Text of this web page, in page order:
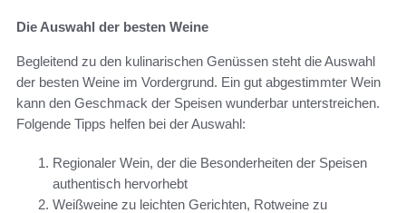
Die Auswahl der besten Weine
Begleitend zu den kulinarischen Genüssen steht die Auswahl
der besten Weine im Vordergrund. Ein gut abgestimmter Wein
kann den Geschmack der Speisen wunderbar unterstreichen.
Folgende Tipps helfen bei der Auswahl:
Regionaler Wein, der die Besonderheiten der Speisen
authentisch hervorhebt
Weißweine zu leichten Gerichten, Rotweine zu